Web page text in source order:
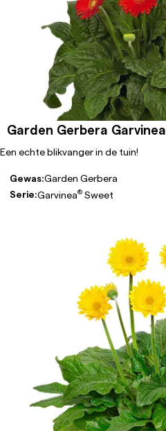
Garden Gerbera Garvinea
Een echte blikvanger in de tuin!
Gewas:Garden Gerbera
Serie:Garvinea® Sweet